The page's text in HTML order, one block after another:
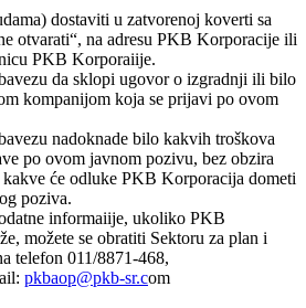
dostaviti u zatvorenoj koverti sa
otvarati“, na adresu PKB Korporacije ili
PKB Korporaiije.
da sklopi ugovor o izgradnji ili bilo
kompanijom koja se prijavi po ovom
nadoknade bilo kakvih troškova
po ovom javnom pozivu, bez obzira
će odluke PKB Korporacija dometi
poziva.
informaiije, ukoliko PKB
možete se obratiti Sektoru za plan i
telefon 011/8871-468,
pkbaop@pkb-sr.com